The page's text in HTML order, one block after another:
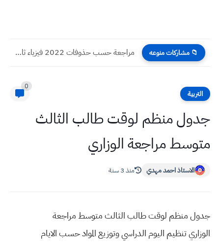
📁 مشاركات منوعه مراجعة حسب حذوفات 2022 فيزياء ثالث متوسط كل شيء يحتاجه...
التربية
0
جدول منظم لوقت طالب الثالث
متوسط مراجعة الوزاري
الاستاذ احمد مهدي منذ 3 سنة
جدول منظم لوقت طالب الثالث متوسط مراجعة
الوزاري تنظيم اليوم الدراسي وتوزيع المواد حسب الايام